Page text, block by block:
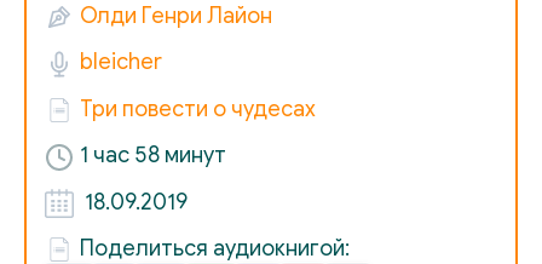
Олди Генри Лайон
bleicher
Три повести о чудесах
1 час 58 минут
18.09.2019
Поделиться аудиокнигой: